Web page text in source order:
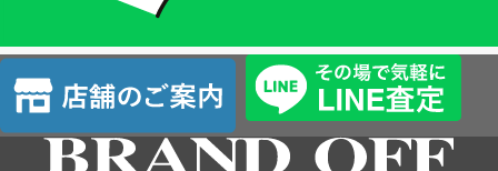
査
定
店
舗
の